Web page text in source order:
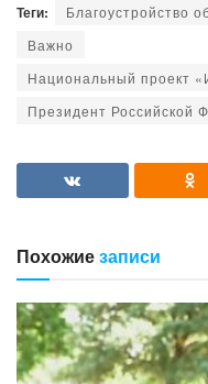
Теги:
Благоустройство
Важно
Национальный проект
Президент Российской
Похожиезаписи